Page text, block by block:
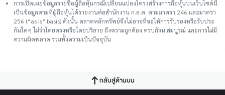
การเปิดเผยข้อมูลรายชื่อผู้ถือหุ้นกรณีเปลี่ยนแปลงโครงสร้างการถือหุ้นบนเว็บไซต์นี้
เป็นข้อมูลตามที่ผู้ถือหุ้นได้รายงานต่อสำนักงาน ก.ล.ต. ตามมาตรา 246 และมาตรา
256 (“as is” basis) ดังนั้น ตลาดหลักทรัพย์จึงไม่อาจที่จะให้การรับรองหรือรับประ
กันใดๆ ไม่ว่าโดยตรงหรือโดยปริยาย ถึงความถูกต้อง ครบถ้วน สมบูรณ์ และการไม่มี
ความผิดพลาด รวมทั้งความเป็นปัจจุบัน
กลับสู่ด้านบน